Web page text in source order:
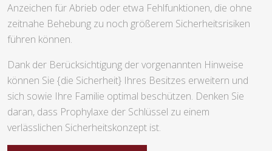
Anzeichen für Abrieb oder etwa Fehlfunktionen, die ohne
zeitnahe Behebung zu noch größerem Sicherheitsrisiken
führen können.
Dank der Berücksichtigung der vorgenannten Hinweise
können Sie {die Sicherheit} Ihres Besitzes erweitern und
sich sowie Ihre Familie optimal beschützen. Denken Sie
daran, dass Prophylaxe der Schlüssel zu einem
verlässlichen Sicherheitskonzept ist.